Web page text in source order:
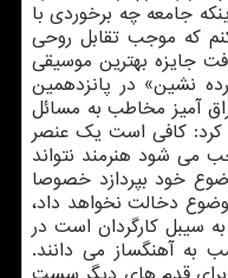
جامعه چه برخوردی با
که موجب تقابل روحی
جایزه بهترین موسیقی
نشین» در پانزدهمین
آمیز مخاطب به مسائل
کافی است یک عنصر
می شود هنرمند نتواند
خود بپردازد خصوصا
دخالت نخواهد داد،
سیبل کارگردان است در
به آهنگساز می دانند.